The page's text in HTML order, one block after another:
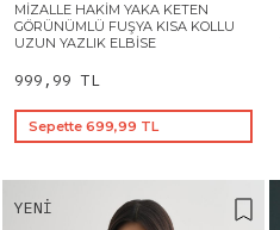
MIZALLE HAKIM YAKA KETEN
GÖRÜNÜMLÜ FUŞYA KISA KOLLU
UZUN YAZLIK ELBISE
999,99 TL
Sepette 699,99 TL
YENI